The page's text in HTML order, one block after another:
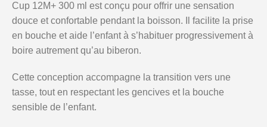
Cup 12M+ 300 ml est conçu pour offrir une sensation
douce et confortable pendant la boisson. Il facilite la prise
en bouche et aide l’enfant à s’habituer progressivement à
boire autrement qu’au biberon.
Cette conception accompagne la transition vers une
tasse, tout en respectant les gencives et la bouche
sensible de l’enfant.